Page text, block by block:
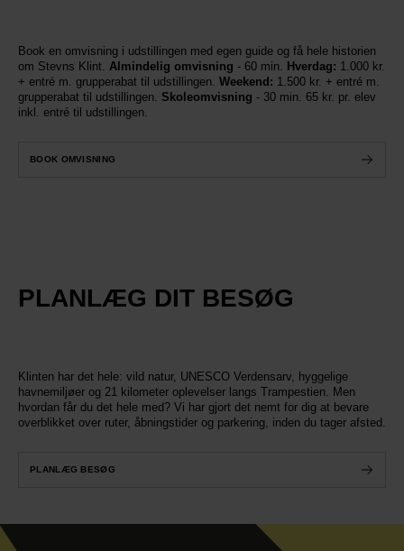
Book en omvisning i udstillingen med egen guide og få hele historien
om Stevns Klint. Almindelig omvisning - 60 min. Hverdag: 1.000 kr.
+ entré m. grupperabat til udstillingen. Weekend: 1.500 kr. + entré m.
grupperabat til udstillingen. Skoleomvisning - 30 min. 65 kr. pr. elev
inkl. entré til udstillingen.
BOOK OMVISNING
PLANLÆG DIT BESØG
Klinten har det hele: vild natur, UNESCO Verdensarv, hyggelige
havnemiljøer og 21 kilometer oplevelser langs Trampestien. Men
hvordan får du det hele med? Vi har gjort det nemt for dig at bevare
overblikket over ruter, åbningstider og parkering, inden du tager afsted.
PLANLÆG BESØG